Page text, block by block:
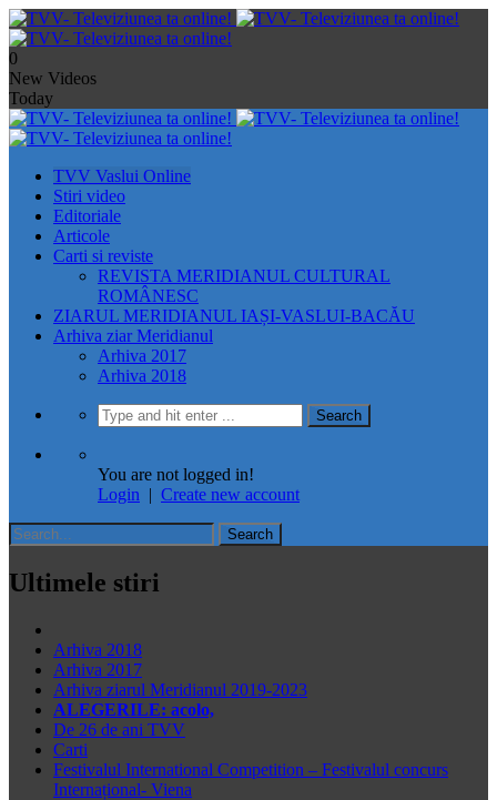
0
New Videos
Today
TVV Vaslui Online
Stiri video
Editoriale
Articole
Carti si reviste
REVISTA MERIDIANUL CULTURAL
ROMÂNESC
ZIARUL MERIDIANUL IAȘI-VASLUI-BACĂU
Arhiva ziar Meridianul
Arhiva 2017
Arhiva 2018
You are not logged in!
Login | Create new account
Ultimele stiri
Arhiva 2018
Arhiva 2017
Arhiva ziarul Meridianul 2019-2023
ALEGERILE: acolo,
De 26 de ani TVV
Carti
Festivalul International Competition – Festivalul concurs
Internațional- Viena